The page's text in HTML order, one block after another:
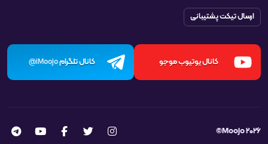
ارسال تیکت پشتیبانی
کانال یوتیوب موجو کانال تلگرامiMoojo@
Moojo 2026©